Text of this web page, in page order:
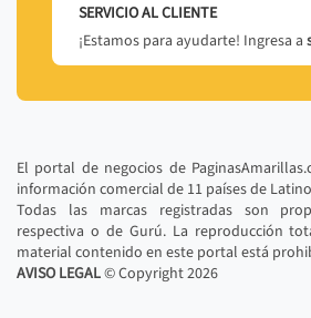
SERVICIO AL CLIENTE
¡Estamos para ayudarte! Ingresa a
El portal de negocios de
información comercial de 11 países de
Todas las marcas registradas son
respectiva o de Gurú. La reproducción
material contenido en este portal está
AVISO LEGAL© Copyright2026